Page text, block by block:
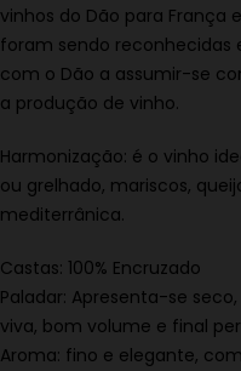
vinhos do Dão para França
foram sendo reconhecidas
com o Dão a assumir-se
a produção de vinho.
Harmonização: é o vinho
ou grelhado, mariscos,
mediterrânica.
Castas: 100% Encruzado
Paladar: Apresenta-se
viva, bom volume e final
Aroma: fino e elegante,